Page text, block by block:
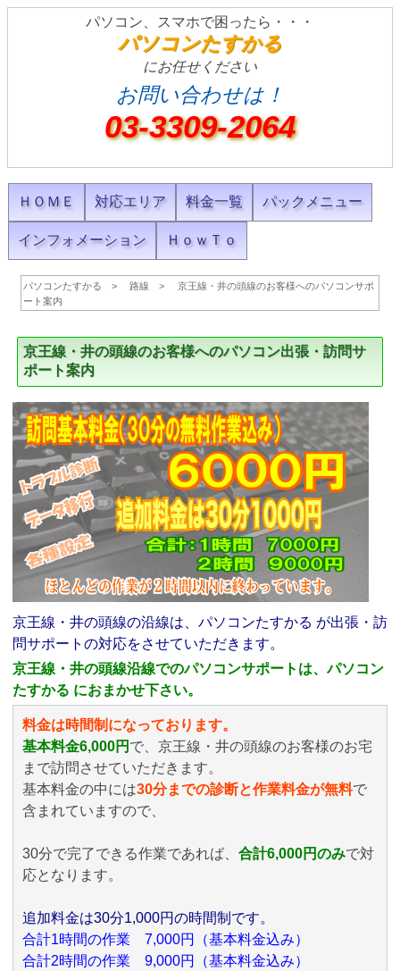
パソコン、スマホで困ったら・・・
パソコンたすかる
にお任せください
お問い合わせは！
03-3309-2064
ＨＯＭＥ 対応エリア 料金一覧 パックメニュー
インフォメーション ＨｏｗＴｏ
パソコンたすかる 路線
京王線・井の頭線のお客様へのパソコンサポ
ート案内
京王線・井の頭線のお客様へのパソコン出張・訪問サ
ポート案内
京王線・井の頭線の沿線は、パソコンたすかる が出張・訪
問サポートの対応をさせていただきます。
京王線・井の頭線沿線でのパソコンサポートは、パソコン
たすかる におまかせ下さい。
料金は時間制になっております。
基本料金6,000円 で、京王線・井の頭線のお客様のお宅
まで訪問させていただきます。
基本料金の中には30分までの診断と作業料金が無料で
含まれていますので、
30分で完了できる作業であれば、 合計6,000円のみで対
応となります。
追加料金は30分1,000円の時間制です。
合計1時間の作業 7,000円（基本料金込み）
合計2時間の作業 9,000円（基本料金込み）